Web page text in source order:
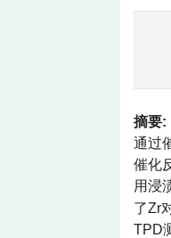
摘要:
通过
催化
用浸
了Zr
TPD